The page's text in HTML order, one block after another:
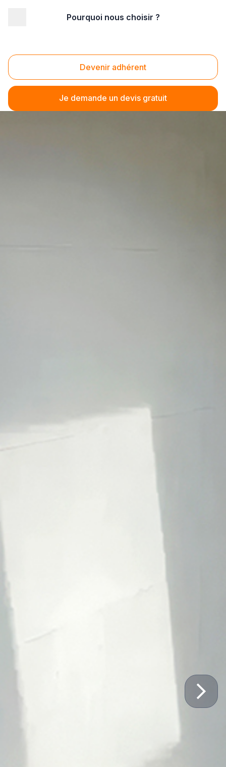
Pourquoi nous choisir ?
Devenir adhérent
Je demande un devis gratuit